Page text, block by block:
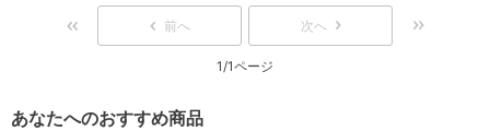
前へ 次へ
1/1ページ
あなたへのおすすめ商品